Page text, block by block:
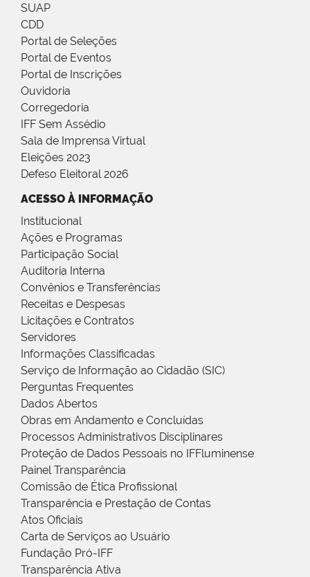
SUAP
CDD
Portal de Seleções
Portal de Eventos
Portal de Inscrições
Ouvidoria
Corregedoria
IFF Sem Assédio
Sala de Imprensa Virtual
Eleições 2023
Defeso Eleitoral 2026
ACESSO À INFORMAÇÃO
Institucional
Ações e Programas
Participação Social
Auditoria Interna
Convênios e Transferências
Receitas e Despesas
Licitações e Contratos
Servidores
Informações Classificadas
Serviço de Informação ao Cidadão (SIC)
Perguntas Frequentes
Dados Abertos
Obras em Andamento e Concluídas
Processos Administrativos Disciplinares
Proteção de Dados Pessoais no IFFluminense
Painel Transparência
Comissão de Ética Profissional
Transparência e Prestação de Contas
Atos Oficiais
Carta de Serviços ao Usuário
Fundação Pró-IFF
Transparência Ativa